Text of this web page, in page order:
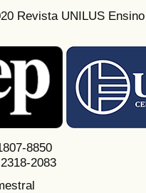
Revista UNILUS
8850
2318-2083